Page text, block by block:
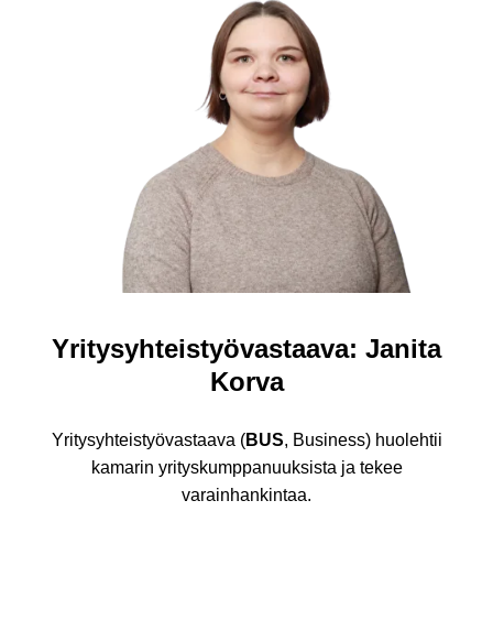
Yritysyhteistyövastaava: Janita
Korva
Yritysyhteistyövastaava (BUS, Business) huolehtii
kamarin yrityskumppanuuksista ja tekee
varainhankintaa.